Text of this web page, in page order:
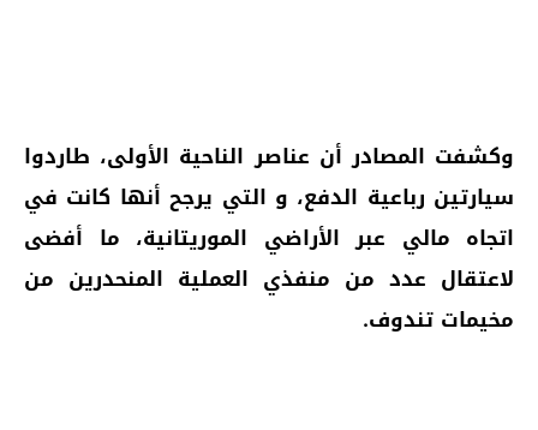
وكشفت المصادر أن عناصر الناحية الأولى، طاردوا
سيارتين رباعية الدفع، و التي يرجح أنها كانت في
اتجاه مالي عبر الأراضي الموريتانية، ما أفضى
لاعتقال عدد من منفذي العملية المنحدرين من
مخيمات تندوف.